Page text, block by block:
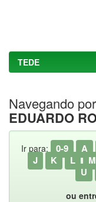
TEDE
Navegando
EDUARDO
Ir para: 0-9 A
J
K L M
U
ou